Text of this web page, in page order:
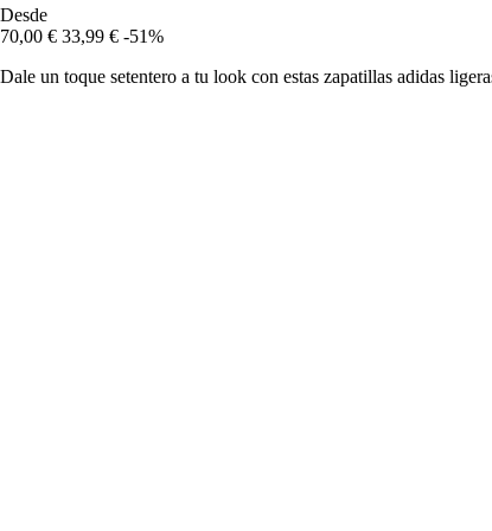
Desde
70,00 € 33,99 € -51%
Dale un toque setentero a tu look con estas zapatillas adidas